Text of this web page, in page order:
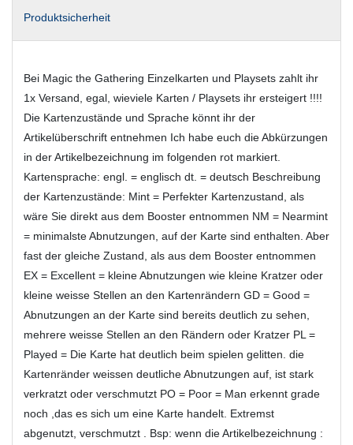
Produktsicherheit
Bei Magic the Gathering Einzelkarten und Playsets zahlt ihr
1x Versand, egal, wieviele Karten / Playsets ihr ersteigert !!!!
Die Kartenzustände und Sprache könnt ihr der
Artikelüberschrift entnehmen Ich habe euch die Abkürzungen
in der Artikelbezeichnung im folgenden rot markiert.
Kartensprache: engl. = englisch dt. = deutsch Beschreibung
der Kartenzustände: Mint = Perfekter Kartenzustand, als
wäre Sie direkt aus dem Booster entnommen NM = Nearmint
= minimalste Abnutzungen, auf der Karte sind enthalten. Aber
fast der gleiche Zustand, als aus dem Booster entnommen
EX = Excellent = kleine Abnutzungen wie kleine Kratzer oder
kleine weisse Stellen an den Kartenrändern GD = Good =
Abnutzungen an der Karte sind bereits deutlich zu sehen,
mehrere weisse Stellen an den Rändern oder Kratzer PL =
Played = Die Karte hat deutlich beim spielen gelitten. die
Kartenränder weissen deutliche Abnutzungen auf, ist stark
verkratzt oder verschmutzt PO = Poor = Man erkennt grade
noch ,das es sich um eine Karte handelt. Extremst
abgenutzt, verschmutzt . Bsp: wenn die Artikelbezeichnung :